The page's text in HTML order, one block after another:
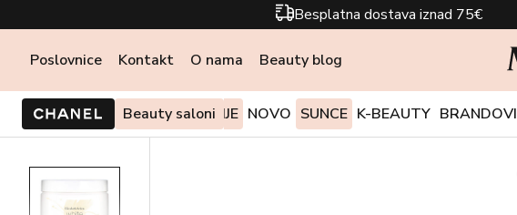
Besplatna dostava iznad 75€
Poslovnice Kontakt O nama Beauty blog
Beauty saloni
PONUDE I AKCIJE NOVO SUNCE K-BEAUTY BRANDOVI